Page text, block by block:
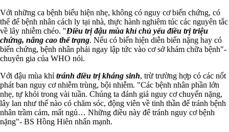
Với những ca bệnh biểu hiện nhẹ, không có nguy cơ biến chứng, có
thể để bệnh nhân cách ly tại nhà, thực hành nghiêm túc các nguyên tắc
về lây nhiễm chéo. "Điều trị đậu mùa khỉ chủ yếu điều trị triệu
chứng, nâng cao thể trạng. Nếu có biển hiện diễn biến nặng hay có
biến chứng, bệnh nhân phải ngay lập tức vào cơ sở khám chữa bệnh"-
chuyên gia của WHO nói.
Với đậu mùa khỉ tránh điều trị kháng sinh, trừ trường hợp có các nốt
phát ban nguy cơ nhiễm trùng, bội nhiễm. "Các bệnh nhân phần lớn
nhẹ, tự khỏi trong vài tuần. Chúng ta đánh giá nguy cơ chuyển nặng,
lây lan như thế nào có chăm sóc, động viên về tinh thần để tránh bệnh
nhân trầm cảm, mất ngủ… Những điều này để tránh nguy cơ bệnh
nặng"- BS Hồng Hiên nhấn mạnh.